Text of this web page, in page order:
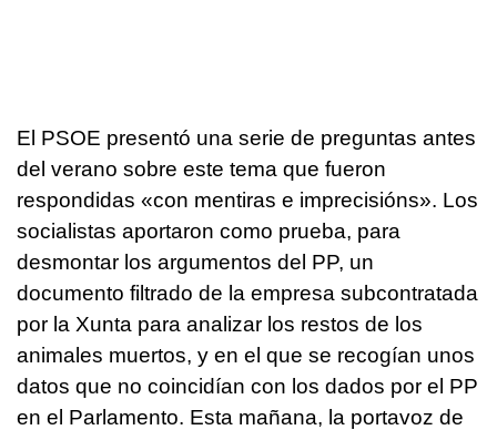
El PSOE presentó una serie de preguntas antes
del verano sobre este tema que fueron
respondidas «con mentiras e imprecisións». Los
socialistas aportaron como prueba, para
desmontar los argumentos del PP, un
documento filtrado de la empresa subcontratada
por la Xunta para analizar los restos de los
animales muertos, y en el que se recogían unos
datos que no coincidían con los dados por el PP
en el Parlamento. Esta mañana, la portavoz de